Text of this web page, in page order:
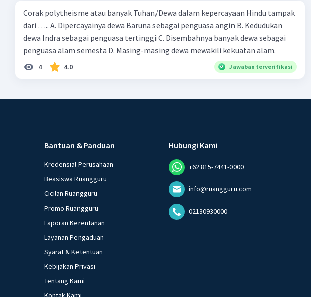
Corak polytheisme atau banyak Tuhan/Dewa dalam kepercayaan Hindu tampak
dari ….. A. Dipercayainya dewa Baruna sebagai penguasa angin B. Kedudukan
dewa Indra sebagai penguasa tertinggi C. Disembahnya banyak dewa sebagai
penguasa alam semesta D. Masing-masing dewa mewakili kekuatan alam.
4 4.0 Jawaban terverifikasi
Bantuan & Panduan
Kredensial Perusahaan
Beasiswa Ruangguru
Cicilan Ruangguru
Promo Ruangguru
Laporan Kerentanan
Layanan Pengaduan
Syarat & Ketentuan
Kebijakan Privasi
Tentang Kami
Hubungi Kami
+62 815-7441-0000
info@ruangguru.com
02130930000